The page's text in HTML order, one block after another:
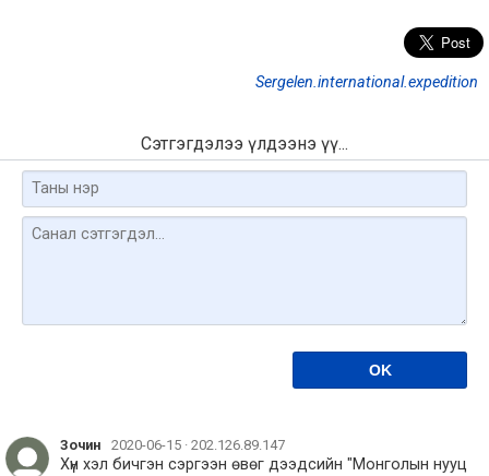
Sergelen.international.expedition
Сэтгэгдэлээ үлдээнэ үү...
Зочин 2020-06-15 · 202.126.89.147
Хүн хэл бичгэн сэргээн өвөг дээдсийн "Монголын нууц